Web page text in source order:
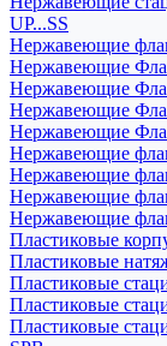
UP...SS
Нержавеющие
Нержавеющие
Нержавеющие
Нержавеющие
Нержавеющие
Нержавеющие
Нержавеющие
Нержавеющие
Нержавеющие
Пластиковые
Пластиковые
Пластиковые
Пластиковые
Пластиковые